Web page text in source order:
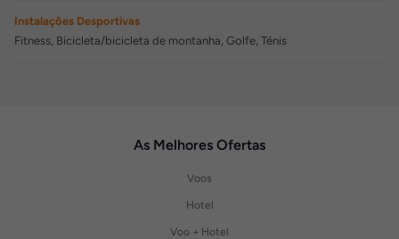
Instalações Desportivas
Fitness, Bicicleta/bicicleta de montanha, Golfe, Ténis
As Melhores Ofertas
Voos
Hotel
Voo + Hotel